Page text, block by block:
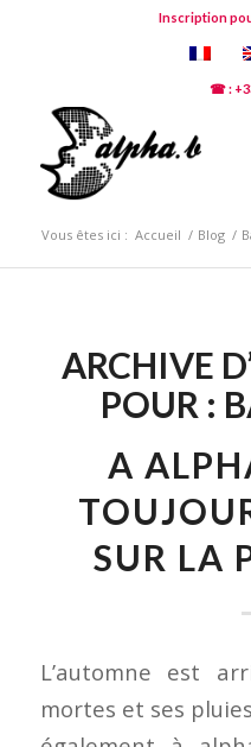
Inscription
☎ :
Vous êtes ici : Accueil / Blog /
ARCHIVE
POUR :
A
SUR LA
L’automne est
mortes et ses